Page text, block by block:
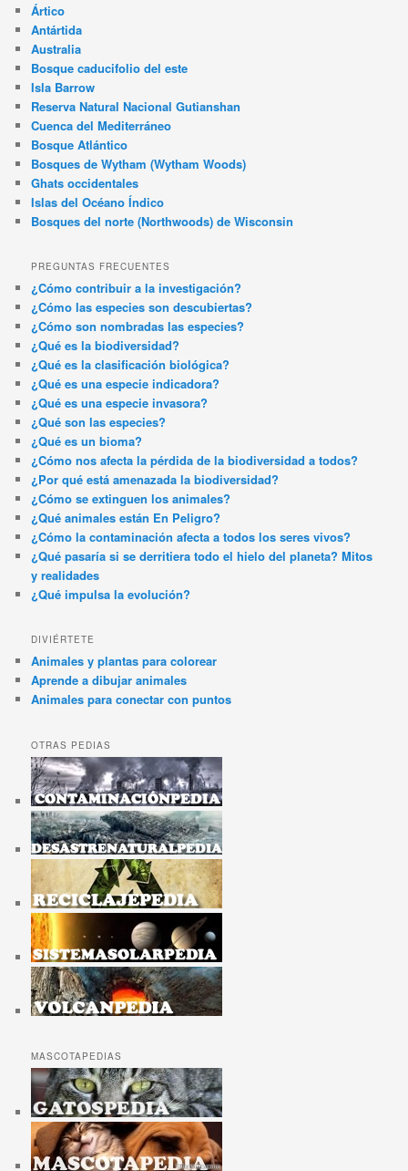
Ártico
Antártida
Australia
Bosque caducifolio del este
Isla Barrow
Reserva Natural Nacional Gutianshan
Cuenca del Mediterráneo
Bosque Atlántico
Bosques de Wytham (Wytham Woods)
Ghats occidentales
Islas del Océano Índico
Bosques del norte (Northwoods) de Wisconsin
PREGUNTAS FRECUENTES
¿Cómo contribuir a la investigación?
¿Cómo las especies son descubiertas?
¿Cómo son nombradas las especies?
¿Qué es la biodiversidad?
¿Qué es la clasificación biológica?
¿Qué es una especie indicadora?
¿Qué es una especie invasora?
¿Qué son las especies?
¿Qué es un bioma?
¿Cómo nos afecta la pérdida de la biodiversidad a todos?
¿Por qué está amenazada la biodiversidad?
¿Cómo se extinguen los animales?
¿Qué animales están En Peligro?
¿Cómo la contaminación afecta a todos los seres vivos?
¿Qué pasaría si se derritiera todo el hielo del planeta? Mitos
y realidades
¿Qué impulsa la evolución?
DIVIÉRTETE
Animales y plantas para colorear
Aprende a dibujar animales
Animales para conectar con puntos
OTRAS PEDIAS
MASCOTAPEDIAS